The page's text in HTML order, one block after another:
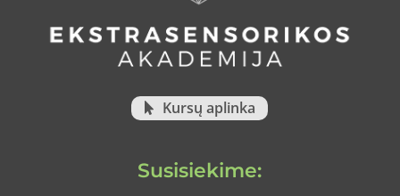
Kursų aplinka
Susisiekime: